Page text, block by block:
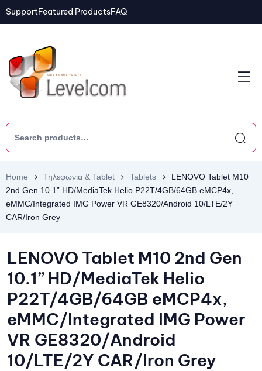
SupportFeatured ProductsFAQ
Home Τηλεφωνία & Tablet Tablets
LENOVO Tablet M10
2nd Gen 10.1” HD/MediaTek Helio P22T/4GB/64GB eMCP4x,
eMMC/Integrated IMG Power VR GE8320/Android 10/LTE/2Y
CAR/Iron Grey
LENOVO Tablet M10 2nd Gen
10.1” HD/MediaTek Helio
P22T/4GB/64GB eMCP4x,
eMMC/Integrated IMG Power
VR GE8320/Android
10/LTE/2Y CAR/Iron Grey